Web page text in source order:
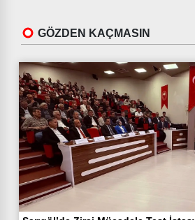
GÖZDEN KAÇMASIN